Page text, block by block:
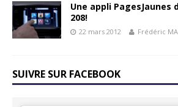
Une appli PagesJaunes
208!
22 mars 2012 Frédéric
SUIVRE SUR FACEBOOK